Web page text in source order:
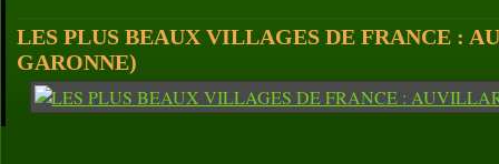
LES PLUS BEAUX VILLAGES DE FRANCE :
GARONNE)